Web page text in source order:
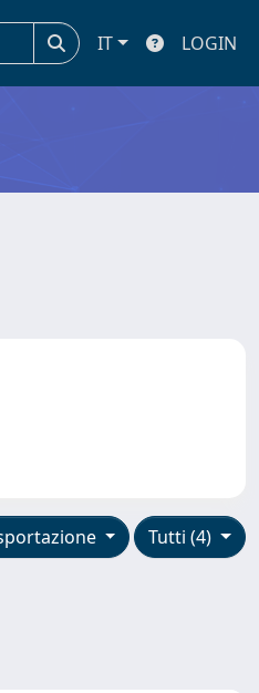
IT LOGIN
Tutti (4)